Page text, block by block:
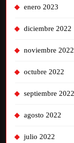
enero 2023
diciembre 2022
noviembre 2022
octubre 2022
septiembre 2022
agosto 2022
julio 2022